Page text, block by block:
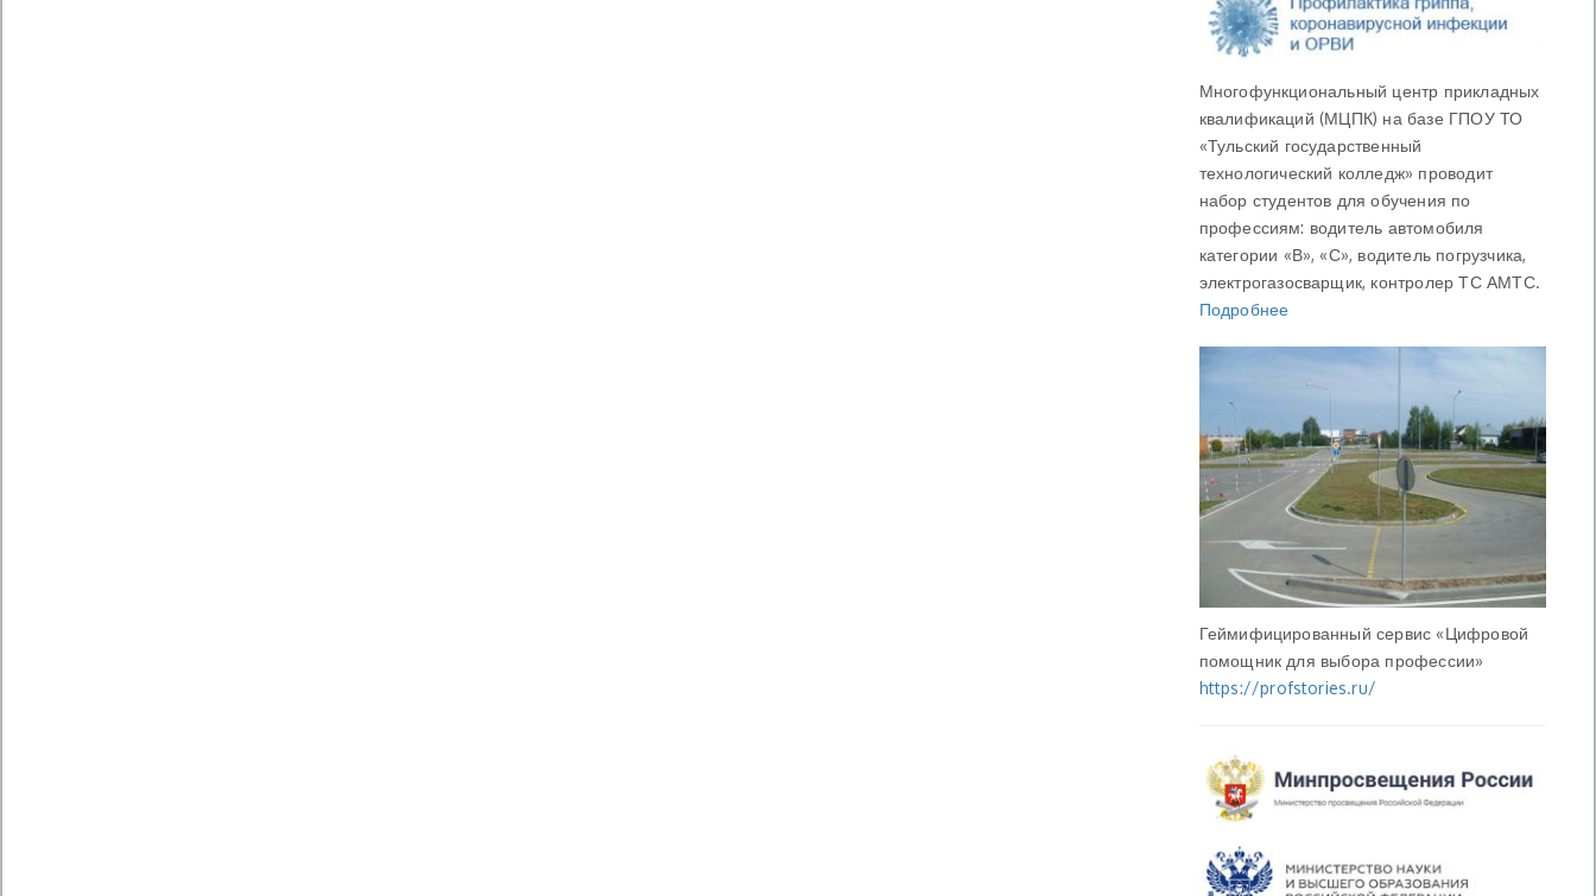
Многофункциональный центр прикладных
квалификаций (МЦПК) на базе ГПОУ ТО
«Тульский государственный
технологический колледж» проводит
набор студентов для обучения по
профессиям: водитель автомобиля
категории «В», «С», водитель погрузчика,
электрогазосварщик, контролер ТС АМТС.
Подробнее
Геймифицированный сервис «Цифровой
помощник для выбора профессии»
https://profstories.ru/